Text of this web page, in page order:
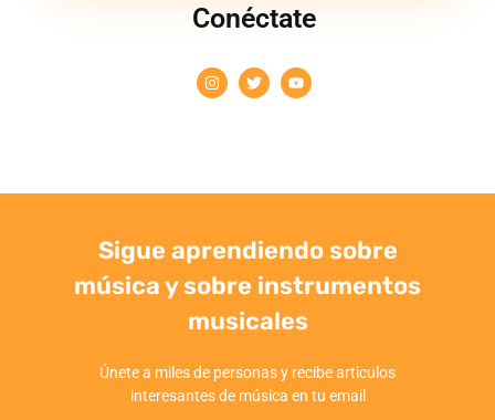
Conéctate
Sigue aprendiendo sobre
música y sobre instrumentos
musicales
Únete a miles de personas y recibe articulos
interesantes de música en tu email